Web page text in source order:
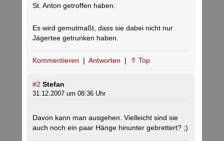
St. Anton getroffen haben.
Es wird gemutmaßt, dass sie dabei nicht nur
Jägertee getrunken haben.
Kommentieren | Antworten | ⇑ Top
#2 Stefan
31.12.2007 um 08:36 Uhr
Davon kann man ausgehen. Vielleicht sind sie
auch noch ein paar Hänge hinunter gebrettert? ;)